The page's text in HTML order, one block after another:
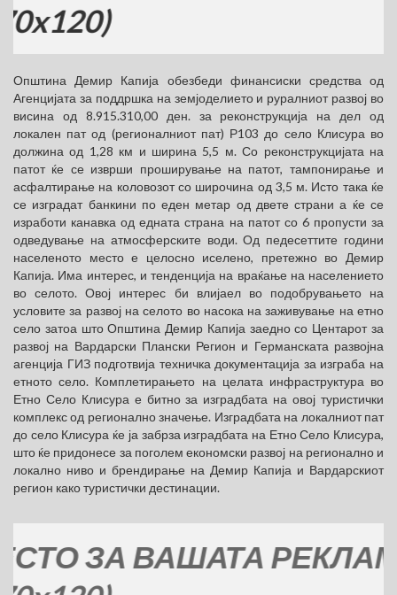
Општина Демир Капија обезбеди финансиски средства од
Агенцијата за поддршка на земјоделието и руралниот развој во
висина од 8.915.310,00 ден. за реконструкција на дел од
локален пат од (регионалниот пат) Р103 до село Клисура во
должина од 1,28 км и ширина 5,5 м. Со реконструкцијата на
патот ќе се изврши проширување на патот, тампонирање и
асфалтирање на коловозот со широчина од 3,5 м. Исто така ќе
се изградат банкини по еден метар од двете страни а ќе се
изработи канавка од едната страна на патот со 6 пропусти за
одведување на атмосферските води. Од педесеттите години
населеното место е целосно иселено, претежно во Демир
Капија. Има интерес, и тенденција на враќање на населението
во селото. Овој интерес би влијаел во подобрувањето на
условите за развој на селото во насока на заживување на етно
село затоа што Општина Демир Капија заедно со Центарот за
развој на Вардарски Плански Регион и Германската развојна
агенција ГИЗ подготвија техничка документација за изграба на
етното село. Комплетирањето на целата инфраструктура во
Етно Село Клисура е битно за изградбата на овој туристички
комплекс од регионално значење. Изградбата на локалниот пат
до село Клисура ќе ја забрза изградбата на Етно Село Клисура,
што ќе придонесе за поголем економски развој на регионално и
локално ниво и брендирање на Демир Капија и Вардарскиот
регион како туристички дестинации.
ЗА ВАШАТА РЕКЛАМА